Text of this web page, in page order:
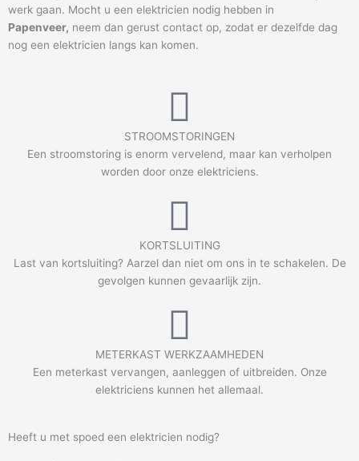
werk gaan. Mocht u een elektricien nodig hebben in
Papenveer, neem dan gerust contact op, zodat er dezelfde dag
nog een elektricien langs kan komen.
STROOMSTORINGEN
Een stroomstoring is enorm vervelend, maar kan verholpen
worden door onze elektriciens.
KORTSLUITING
Last van kortsluiting? Aarzel dan niet om ons in te schakelen. De
gevolgen kunnen gevaarlijk zijn.
METERKAST WERKZAAMHEDEN
Een meterkast vervangen, aanleggen of uitbreiden. Onze
elektriciens kunnen het allemaal.
Heeft u met spoed een elektricien nodig?